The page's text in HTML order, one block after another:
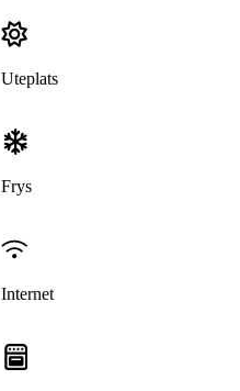
Uteplats
Frys
Internet